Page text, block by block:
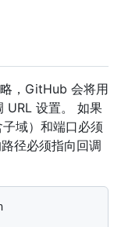
，GitHub 会将用
URL 设置。 如果
域）和端口必须
径必须指向回调